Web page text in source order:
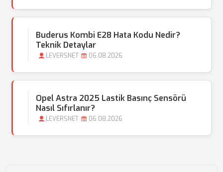
Buderus Kombi E28 Hata Kodu Nedir?
Teknik Detaylar
LEVERSNET 06.08.2026
Opel Astra 2025 Lastik Basınç Sensörü
Nasıl Sıfırlanır?
LEVERSNET 06.08.2026